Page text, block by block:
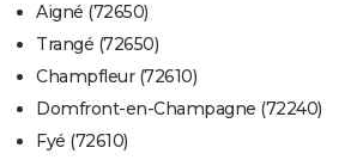
Aigné (72650)
Trangé (72650)
Champfleur (72610)
Domfront-en-Champagne (72240)
Fyé (72610)